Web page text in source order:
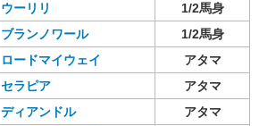
ウーリリ
1/2馬身
ブランノワール
1/2馬身
ロードマイウェイ
アタマ
セラピア
アタマ
ディアンドル
アタマ